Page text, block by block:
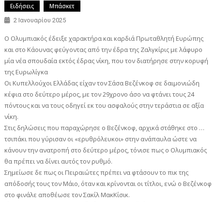
Ειδήσεις Μπάσκετ
2 Ιανουαρίου 2025
Ο Ολυμπιακός έδειξε χαρακτήρα και καρδιά Πρωταθλητή Ευρώπης
και στο Κάουνας φεύγοντας από την έδρα της Ζαλγκίρις με λάφυρο
μία νέα σπουδαία εκτός έδρας νίκη, που τον διατήρησε στην κορυφή
της Ευρωλίγκα
Οι Κυπελλούχοι Ελλάδας είχαν τον Σάσα Βεζένκοφ σε δαιμονιώδη
κέφια στο δεύτερο μέρος, με τον 29χρονο άσο να φτάνει τους 24
πόντους και να τους οδηγεί εκ του ασφαλούς στην τεράστια σε αξία
νίκη.
Στις δηλώσεις που παραχώρησε ο Βεζένκοφ, αρχικά στάθηκε στο …
τσιπάκι που γύρισαν οι «ερυθρόλευκοι» στην ανάπαυλα ώστε να
κάνουν την ανατροπή στο δεύτερο μέρος, τόνισε πως ο Ολυμπιακός
θα πρέπει να δίνει αυτός τον ρυθμό.
Σημείωσε δε πως οι Πειραιώτες πρέπει να φτάσουν το πικ της
απόδοσής τους τον Μάιο, όταν και κρίνονται οι τίτλοι, ενώ ο Βεζένκοφ
στο φινάλε αποθέωσε τον Σακίλ ΜακΚίσικ.